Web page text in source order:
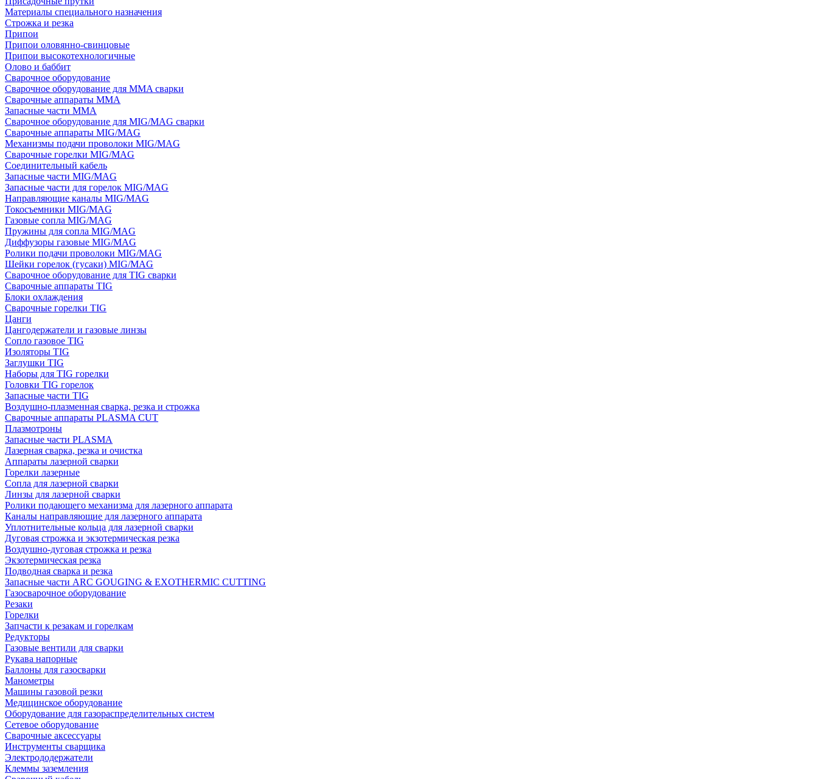
Материалы специального назначения
Строжка и резка
Припои
Припои оловянно-свинцовые
Припои высокотехнологичные
Олово и баббит
Сварочное оборудование
Сварочное оборудование для MMA сварки
Сварочные аппараты MMA
Запасные части MMA
Сварочное оборудование для MIG/MAG сварки
Сварочные аппараты MIG/MAG
Механизмы подачи проволоки MIG/MAG
Сварочные горелки MIG/MAG
Соединительный кабель
Запасные части MIG/MAG
Запасные части для горелок MIG/MAG
Направляющие каналы MIG/MAG
Токосъемники MIG/MAG
Газовые сопла MIG/MAG
Пружины для сопла MIG/MAG
Диффузоры газовые MIG/MAG
Ролики подачи проволоки MIG/MAG
Шейки горелок (гусаки) MIG/MAG
Сварочное оборудование для TIG сварки
Сварочные аппараты TIG
Блоки охлаждения
Сварочные горелки TIG
Цанги
Цангодержатели и газовые линзы
Сопло газовое TIG
Изоляторы TIG
Заглушки TIG
Наборы для TIG горелки
Головки TIG горелок
Запасные части TIG
Воздушно-плазменная сварка, резка и строжка
Сварочные аппараты PLASMA CUT
Плазмотроны
Запасные части PLASMA
Лазерная сварка, резка и очистка
Аппараты лазерной сварки
Горелки лазерные
Сопла для лазерной сварки
Линзы для лазерной сварки
Ролики подающего механизма для лазерного аппарата
Каналы направляющие для лазерного аппарата
Уплотнительные кольца для лазерной сварки
Дуговая строжка и экзотермическая резка
Воздушно-дуговая строжка и резка
Экзотермическая резка
Подводная сварка и резка
Запасные части ARC GOUGING & EXOTHERMIC CUTTING
Газосварочное оборудование
Резаки
Горелки
Запчасти к резакам и горелкам
Редукторы
Газовые вентили для сварки
Рукава напорные
Баллоны для газосварки
Манометры
Машины газовой резки
Медицинское оборудование
Оборудование для газораспределительных систем
Сетевое оборудование
Сварочные аксессуары
Инструменты сварщика
Электрододержатели
Клеммы заземления